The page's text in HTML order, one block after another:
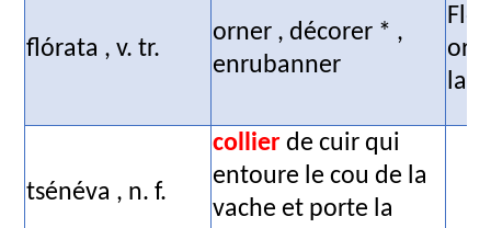
flórata , v. tr.
orner , décorer * ,
enrubanner
la
tsénéva , n. f.
collier de cuir qui
entoure le cou de la
vache et porte la